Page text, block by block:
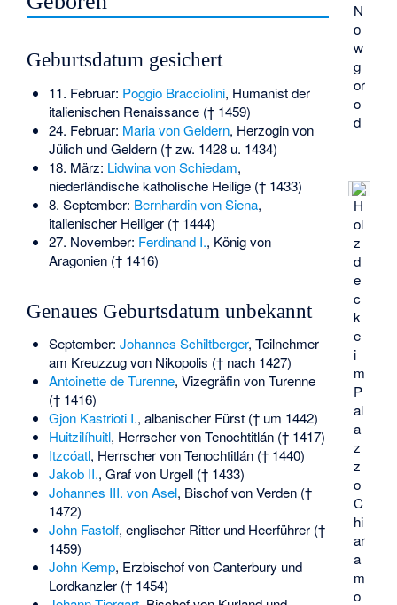
N
o
w
g
or
o
d
H
ol
z
d
e
c
k
e
i
m
P
al
a
z
z
o
C
hi
ar
a
m
o
Geburtsdatum gesichert
11. Februar: Poggio Bracciolini, Humanist der
italienischen Renaissance († 1459)
24. Februar: Maria von Geldern, Herzogin von
Jülich und Geldern († zw. 1428 u. 1434)
18. März: Lidwina von Schiedam,
niederländische katholische Heilige († 1433)
8. September: Bernhardin von Siena,
italienischer Heiliger († 1444)
27. November: Ferdinand I., König von
Aragonien († 1416)
Genaues Geburtsdatum unbekannt
September: Johannes Schiltberger, Teilnehmer
am Kreuzzug von Nikopolis († nach 1427)
Antoinette de Turenne, Vizegräfin von Turenne
(† 1416)
Gjon Kastrioti I., albanischer Fürst († um 1442)
Huitzilíhuitl, Herrscher von Tenochtitlán († 1417)
Itzcóatl, Herrscher von Tenochtitlán († 1440)
Jakob II., Graf von Urgell († 1433)
Johannes III. von Asel, Bischof von Verden (†
1472)
John Fastolf, englischer Ritter und Heerführer (†
1459)
John Kemp, Erzbischof von Canterbury und
Lordkanzler († 1454)